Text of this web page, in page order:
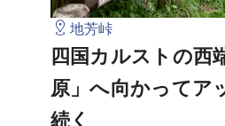
地芳峠
四国カルストの西
原」へ向かってア
続く